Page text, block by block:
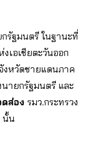
รัฐมนตรี ในฐานะที่
เอเชียตะวันออก
งหวัดชายแดนภาค
นายกรัฐมนตรี และ
ส่อง รมว.กระทรวง
นั้น